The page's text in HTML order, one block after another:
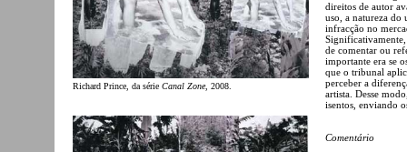
Richard Prince, da série Canal Zone, 2008.
direitos de autor
uso, a natureza do
infracção no
de comentar ou
importante era se
que o tribunal
perceber a
artista. Desse
isentos, enviando
Comentário